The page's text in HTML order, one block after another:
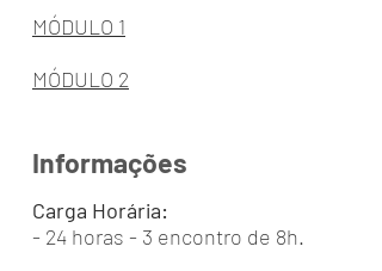
MÓDULO 1
MÓDULO 2
Informações
Carga Horária:
- 24 horas - 3 encontro de 8h.